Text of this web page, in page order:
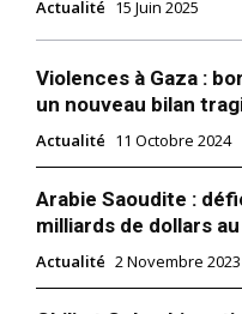
Actualité 15 Juin 2025
Violences à Gaza :
un nouveau bilan
Actualité 11 Octobre 2024
Arabie Saoudite :
milliards de dollars
Actualité 2 Novembre 2023